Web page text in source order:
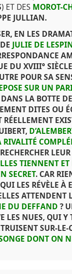
) ET DES MOROT-
JULLIAN.
EN LES
JULIE DE
DU XVIII°
POUR SA
SUR UN
LA BOTTE
DITES OU
RIVALITÉ
TIENNENT ET
SECRET. CAR
LES RÉVÈLE À
DU DEFFAND ?
NUES, QUI Y
SUR-
DONT ON